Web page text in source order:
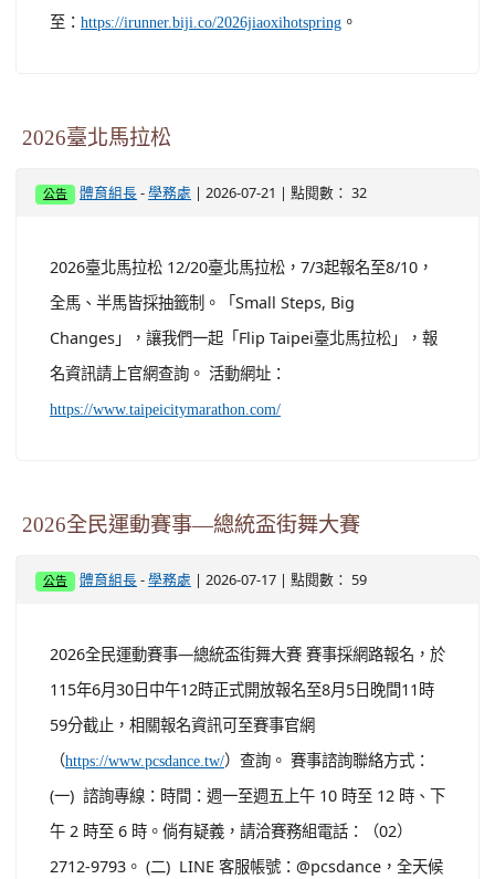
至： https://irunner.biji.co/2026jiaoxihotspring 。
2026臺北馬拉松
公告 體育組長 -學務處 | 2026-07-21 | 點閱數： 32
2026臺北馬拉松 12/20臺北馬拉松，7/3起報名至8/10，
全馬、半馬皆採抽籤制。「Small Steps, Big
Changes」，讓我們一起「Flip Taipei臺北馬拉松」，報
名資訊請上官網查詢。 活動網址：
https://www.taipeicitymarathon.com/
2026全民運動賽事—總統盃街舞大賽
公告 體育組長 -學務處 | 2026-07-17 | 點閱數： 59
2026全民運動賽事—總統盃街舞大賽 賽事採網路報名，於
115年6月30日中午12時正式開放報名至8月5日晚間11時
59分截止，相關報名資訊可至賽事官網
（https://www.pcsdance.tw/）查詢。 賽事諮詢聯絡方式：
(一) 諮詢專線：時間：週一至週五上午 10 時至 12 時、下
午 2 時至 6 時。倘有疑義，請洽賽務組電話：（02）
2712-9793。 (二) LINE 客服帳號：@pcsdance，全天候